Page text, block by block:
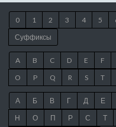
0 1 2 3 4 5
Суффиксы
A B C D E F
O
P Q R S T
А Б В Г Д Е
Н
О П Р С Т